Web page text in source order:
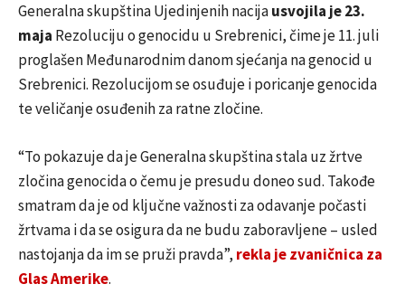
Generalna skupština Ujedinjenih nacijausvojila je 23.
maja Rezoluciju o genocidu u Srebrenici, čime je 11. juli
proglašen Međunarodnim danom sjećanja na genocid u
Srebrenici. Rezolucijom se osuđuje i poricanje genocida
te veličanje osuđenih za ratne zločine.
“To pokazuje da je Generalna skupština stala uz žrtve
zločina genocida o čemu je presudu doneo sud. Takođe
smatram da je od ključne važnosti za odavanje počasti
žrtvama i da se osigura da ne budu zaboravljene – usled
nastojanja da im se pruži pravda”, rekla je zvaničnica za
Glas Amerike.